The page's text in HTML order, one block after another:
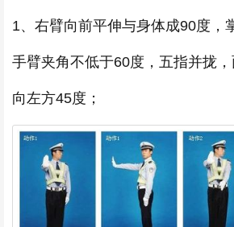
1、右臂向前平伸与身体成90度，
手臂夹角不低于60度，五指并拢
向左方45度；